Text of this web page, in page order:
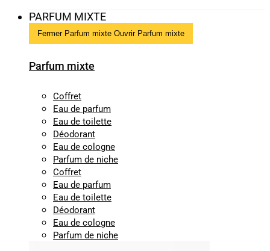
PARFUM MIXTE
Fermer Parfum mixte Ouvrir Parfum mixte
Parfum mixte
Coffret
Eau de parfum
Eau de toilette
Déodorant
Eau de cologne
Parfum de niche
Coffret
Eau de parfum
Eau de toilette
Déodorant
Eau de cologne
Parfum de niche